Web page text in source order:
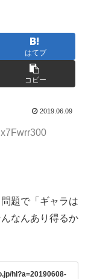
はてブ
コピー
2019.06.09
題で「ギャラは
なんあり得るか
hl?a=20190608-